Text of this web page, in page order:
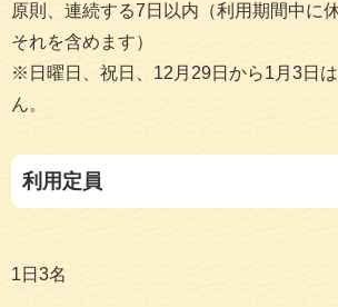
原則、連続する7日以内（利用期間中に
それを含めます）
※日曜日、祝日、12月29日から1月3日
ん。
利用定員
1日3名